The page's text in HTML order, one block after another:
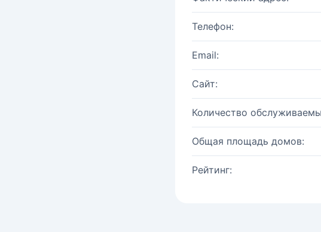
Телефон:
Email:
Сайт:
Количество
Общая площадь домов:
Рейтинг: